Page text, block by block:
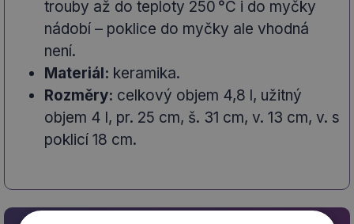
trouby až do teploty 250 °C i do myčky
nádobí – poklice do myčky ale vhodná
není.
Materiál: keramika.
Rozměry: celkový objem 4,8 l, užitný
objem 4 l, pr. 25 cm, š. 31 cm, v. 13 cm, v. s
poklicí 18 cm.